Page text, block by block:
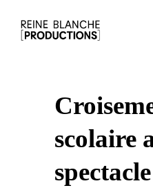
scolaire
spectacle